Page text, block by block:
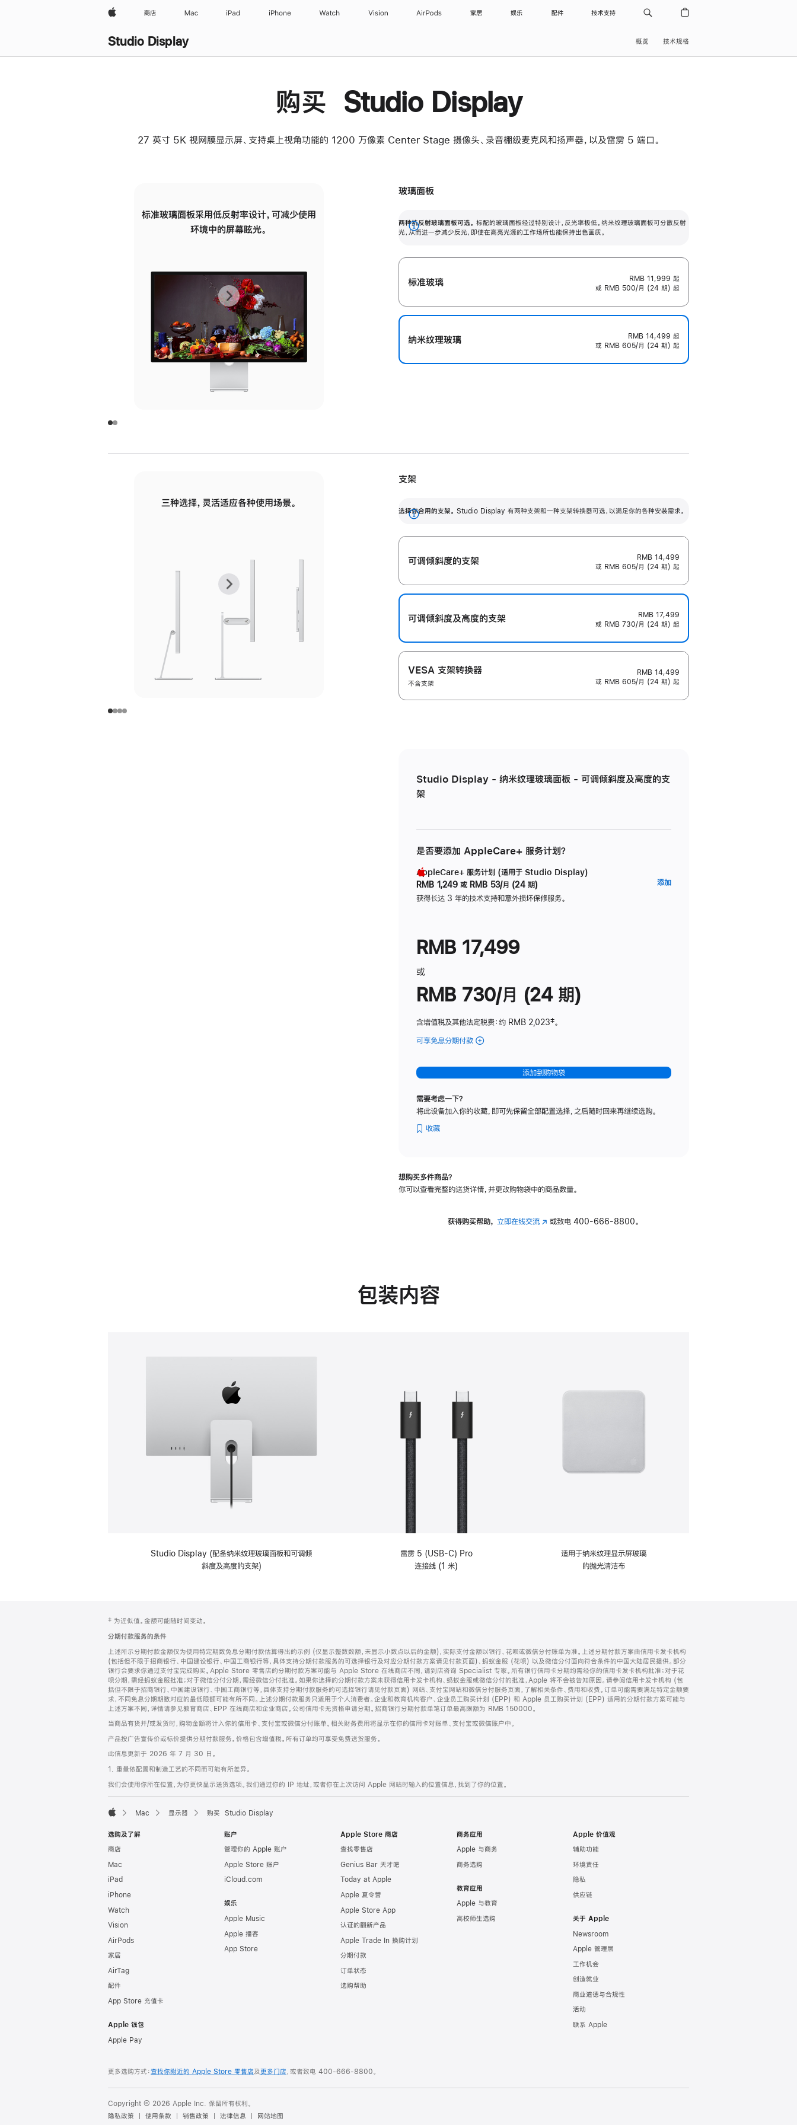
Apple 商店 Mac iPad iPhone Watch Vision AirPods 家居 娱乐 配件 技术支持
Studio Display 概览 技术规格
购买 Studio Display
27 英寸 5K 视网膜显示屏、支持桌上视角功能的 1200 万像素 Center Stage 摄像头、录音棚级麦克风和扬声器，以及雷雳 5 端口。
标准玻璃面板采用低反射率设计，可减少使用
环境中的屏幕眩光。
有高亮光源的场所使用，也能保持出色画质。
上
一
张
图
面
下
一
张
图
面
玻璃面板
两种抗反射玻璃面板可选。 标配的玻璃面板经过特别设计，反光率极低。纳米纹理玻璃面板可分散反射
光，从而进一步减少反光，即使在高亮光源的工作场所也能保持出色画质。
展
标准玻璃 RMB 11,999 起
或 RMB 500/月 (24 期) 起
纳米纹理玻璃 RMB 14,499 起
或 RMB 605/月 (24 期) 起
三种选择，灵活适应各种使用场景。
调节范围。
毫米的高度调节范围。
上
张
下
张
支架
选择你合用的支架。 Studio Display 有两种支架和一种支架转换器可选，以满足你的各种安装需求。
展
开
可调倾斜度的支架
RMB 14,499
或 RMB 605/月 (24 期) 起
可调倾斜度及高‍度的支‍架
RMB 17,499
或 RMB 730/月 (24 期) 起
VESA 支架转换器
不含支架
RMB 14,499
或 RMB 605/月 (24 期) 起
Studio Display - 纳米纹理玻璃面板 - 可调倾斜度及高度的支
架
是否要添加 AppleCare+ 服务计划？
AppleCare+ 服务计划 (适用于 Studio Display)
RMB 1,249 或 RMB 53/月 (24 期)
获得长达 3 年的技术支持和意外损坏保修服务。
添加
RMB 17,499
或
RMB 730/月 (24 期)
含增值税及其他法定税费：约 RMB 2,023脚
‡。
可享免息分期付款 (Studio
-
纳
理
可
斜
添加到购物袋
需要考虑一下？
将此设备加入你的收藏，即可先保留全部配置选择，之后随时回来再继续选购。
收藏
想购买多件商品？
你可以查看完整的送货详情，并更改购物袋中的商品数量。
获得购买帮助， 立即在线交流(在 或致电400-666-8800。
包装内容
Studio Display (配备纳米纹理玻璃面板和可调倾
斜度及高度的支架)
雷雳 5 (USB-C) Pro
连接线 (1 米)
适用于纳米纹理显示屏玻璃
的抛光清洁布
页
脚
注
‡ 为近似值。金额可能随时间变动。
分期付款服务的条件
上述所示分期付款金额仅为使用特定期数免息分期付款估算得出的示例 (仅显示整数数额，未显示小数点以后的金额)，实际支付金额以银行、花呗或微信分付账单为准。上述分期付款方案由信用卡发卡机构
(包括但不限于招商银行、中国建设银行、中国工商银行等，具体支持分期付款服务的可选择银行及对应分期付款方案请见付款页面)、蚂蚁金服 (花呗) 以及微信分付面向符合条件的中国大陆居民提供。部分
银行会要求你通过支付宝完成购买。Apple Store 零售店的分期付款方案可能与 Apple Store 在线商店不同，请到店咨询 Specialist 专家。所有银行信用卡分期均需经你的信用卡发卡机构批准；对于花
呗分期，需经蚂蚁金服批准；对于微信分付分期，需经微信分付批准。如果你选择的分期付款方案未获得信用卡发卡机构、蚂蚁金服或微信分付的批准，Apple 将不会被告知原因。请参阅信用卡发卡机构 (包
括但不限于招商银行、中国建设银行、中国工商银行等，具体支持分期付款服务的可选择银行请见付款页面) 网站、支付宝网站和微信分付服务页面，了解相关条件、费用和收费。订单可能需要满足特定金额要
求，不同免息分期期数对应的最低限额可能有所不同。上述分期付款服务只适用于个人消费者。企业和教育机构客户、企业员工购买计划 (EPP) 和 Apple 员工购买计划 (EPP) 适用的分期付款方案可能与
上述方案不同，详情请参见教育商店、EPP 在线商店和企业商店。公司信用卡无资格申请分期。招商银行分期付款单笔订单最高限额为 RMB 150000。
当商品有货并/或发货时，购物金额将计入你的信用卡、支付宝或微信分付账单。相关财务费用将显示在你的信用卡对账单、支付宝或微信账户中。
产品按广告宣传价或标价提供分期付款服务。价格包含增值税。所有订单均可享受免费送货服务。
此信息更新于 2026 年 7 月 30 日。
1. 重量依配置和制造工艺的不同而可能有所差异。
我们会使用你所在位置，为你更快显示送货选项。我们通过你的 IP 地址，或者你在上次访问 Apple 网站时输入的位置信息，找到了你的位置。
Mac 显示器 购买 Studio Display
选购及了解
商店
Mac
iPad
iPhone
Watch
Vision
AirPods
家居
AirTag
配件
App Store 充值卡
Apple 钱包
Apple Pay
账户
管理你的 Apple 账户
Apple Store 账户
iCloud.com
娱乐
Apple Music
Apple 播客
App Store
Apple Store 商店
查找零售店
Genius Bar 天才吧
Today at Apple
Apple 夏令营
Apple Store App
认证的翻新产品
Apple Trade In 换购计划
分期付款
订单状态
选购帮助
商务应用
Apple 与商务
商务选购
教育应用
Apple 与教育
高校师生选购
Apple 价值观
辅助功能
环境责任
隐私
供应链
关于 Apple
Newsroom
Apple 管理层
工作机会
创造就业
商业道德与合规性
活动
联系 Apple
更多选购方式：查找你附近的 Apple Store 零售店及更多门店，或者致电 400-666-8800。
Copyright © 2026 Apple Inc. 保留所有权利。
隐私政策
使用条款 销售政策 法律信息 网站地图